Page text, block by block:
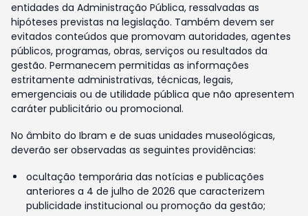
entidades da Administração Pública, ressalvadas as
hipóteses previstas na legislação. Também devem ser
evitados conteúdos que promovam autoridades, agentes
públicos, programas, obras, serviços ou resultados da
gestão. Permanecem permitidas as informações
estritamente administrativas, técnicas, legais,
emergenciais ou de utilidade pública que não apresentem
caráter publicitário ou promocional.
No âmbito do Ibram e de suas unidades museológicas,
deverão ser observadas as seguintes providências:
ocultação temporária das notícias e publicações
anteriores a 4 de julho de 2026 que caracterizem
publicidade institucional ou promoção da gestão;